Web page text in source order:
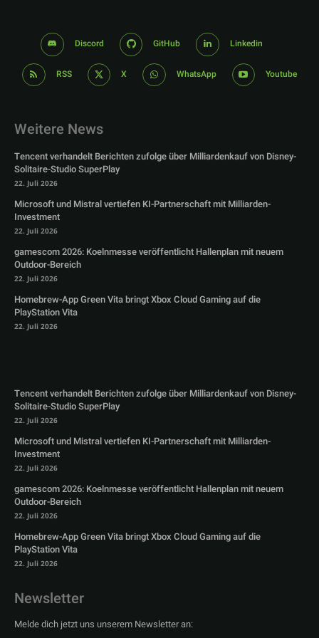
Discord GitHub Linkedin
RSS X WhatsApp Youtube
Weitere News
Tencent verhandelt Berichten zufolge über Milliardenkauf von Disney-
Solitaire-Studio SuperPlay
22. Juli 2026
Microsoft und Mistral vertiefen KI-Partnerschaft mit Milliarden-
Investment
22. Juli 2026
gamescom 2026: Koelnmesse veröffentlicht Hallenplan mit neuem
Outdoor-Bereich
22. Juli 2026
Homebrew-App Green Vita bringt Xbox Cloud Gaming auf die
PlayStation Vita
22. Juli 2026
Tencent verhandelt Berichten zufolge über Milliardenkauf von Disney-
Solitaire-Studio SuperPlay
22. Juli 2026
Microsoft und Mistral vertiefen KI-Partnerschaft mit Milliarden-
Investment
22. Juli 2026
gamescom 2026: Koelnmesse veröffentlicht Hallenplan mit neuem
Outdoor-Bereich
22. Juli 2026
Homebrew-App Green Vita bringt Xbox Cloud Gaming auf die
PlayStation Vita
22. Juli 2026
Newsletter
Melde dich jetzt uns unserem Newsletter an: